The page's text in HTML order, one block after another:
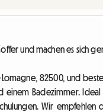
und machen es sich
82500, und
Badezimmer.
Wir